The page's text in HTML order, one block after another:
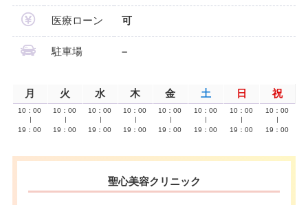
医療ローン 可
駐車場 –
月 火 水 木 金 土 日 祝
10：00
19：00
10：00
19：00
10：00
19：00
10：00
19：00
10：00
19：00
10：00
19：00
10：00
19：00
10：00
19：00
聖心美容クリニック